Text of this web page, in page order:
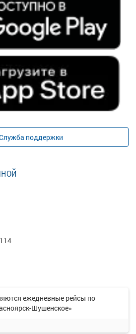
поддержки
ежедневные рейсы по
Шушенское»